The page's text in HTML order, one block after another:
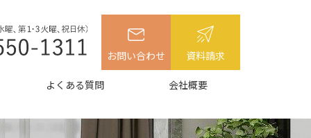
お問い合わせ 資料請求
よくある質問 会社概要